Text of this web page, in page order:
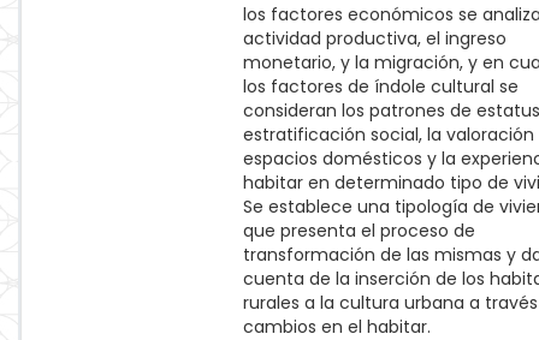
los factores económicos se
actividad productiva, el ingreso
monetario, y la migración, y en
los factores de índole cultural se
consideran los patrones de
estratificación social, la valoración
espacios domésticos y la
habitar en determinado tipo de
Se establece una tipología de
que presenta el proceso de
transformación de las mismas y
cuenta de la inserción de los
rurales a la cultura urbana a
cambios en el habitar.